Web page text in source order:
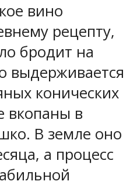
вино
рецепту,
бродит на
выдерживается
конических
вкопаны в
В земле оно
а процесс